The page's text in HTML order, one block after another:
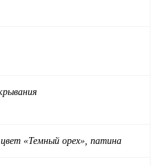
«Темный орех», патина